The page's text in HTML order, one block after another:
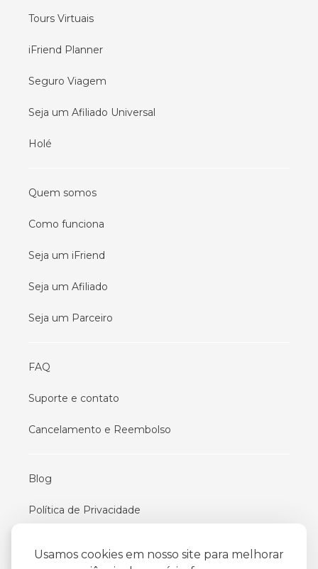
Usamos cookies em nosso site para melhorar
Tours Virtuais
iFriend Planner
Seguro Viagem
Seja um Afiliado Universal
Holé
Quem somos
Como funciona
Seja um iFriend
Seja um Afiliado
Seja um Parceiro
FAQ
Suporte e contato
Cancelamento e Reembolso
Blog
Política de Privacidade